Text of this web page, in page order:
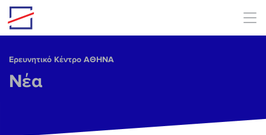
Skip to main content
Ερευνητικό Κέντρο ΑΘΗΝΑ
Νέα